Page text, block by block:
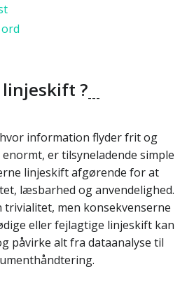
?---
information flyder frit og
er tilsyneladende simple
linjeskift afgørende for at
læsbarhed og anvendelighed.
trivialitet, men konsekvenserne
eller fejlagtige linjeskift kan
påvirke alt fra dataanalyse til